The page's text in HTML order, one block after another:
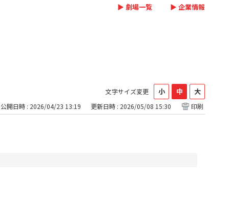
▶ 劇場一覧 ▶ 企業情報
文字サイズ変更
公開日時 : 2026/04/23 13:19 更新日時 : 2026/05/08 15:30 印刷